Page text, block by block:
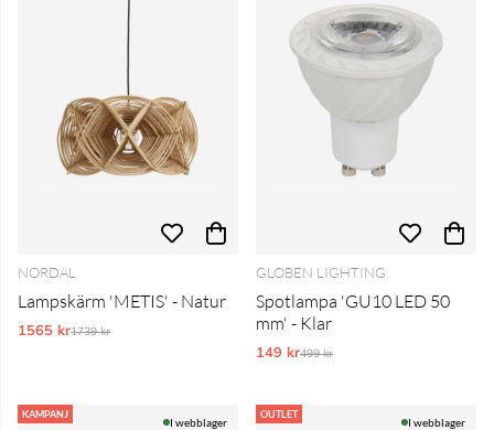
NORDAL
Lampskärm 'METIS' - Natur
1565 krOrdinarie pris:
1739 kr
GLOBEN LIGHTING
Spotlampa 'GU10 LED 50
mm' - Klar
149 krOrdinarie pris:
499 kr
KAMPANJ
I webblager
OUTLET
I webblager